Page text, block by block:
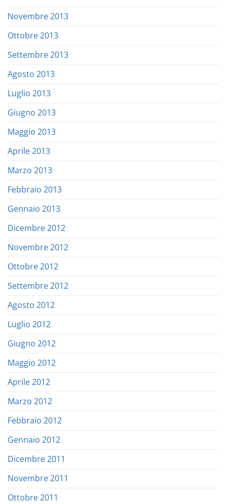
Novembre 2013
Ottobre 2013
Settembre 2013
Agosto 2013
Luglio 2013
Giugno 2013
Maggio 2013
Aprile 2013
Marzo 2013
Febbraio 2013
Gennaio 2013
Dicembre 2012
Novembre 2012
Ottobre 2012
Settembre 2012
Agosto 2012
Luglio 2012
Giugno 2012
Maggio 2012
Aprile 2012
Marzo 2012
Febbraio 2012
Gennaio 2012
Dicembre 2011
Novembre 2011
Ottobre 2011